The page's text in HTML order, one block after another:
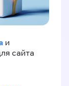
и
сайта